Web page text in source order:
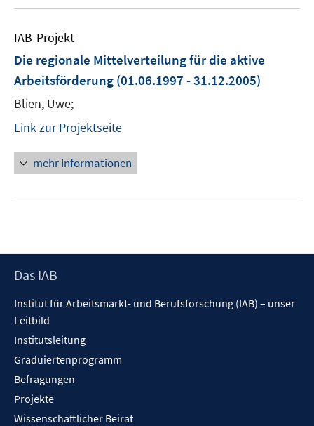
IAB-Projekt
Die regionale Mittelverteilung für die aktive
Arbeitsförderung (01.06.1997 - 31.12.2005)
Blien, Uwe;
Link zur Projektseite
mehr Informationen
Footer
Das IAB
Institut für Arbeitsmarkt- und Berufsforschung (IAB) – unser
Leitbild
Institutsleitung
Graduiertenprogramm
Befragungen
Projekte
Wissenschaftlicher Beirat